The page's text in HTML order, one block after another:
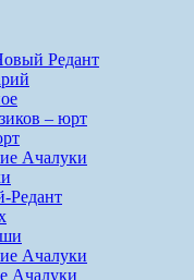
Редант
– юрт
Ачалуки
Редант
Ачалуки
Ачалуки